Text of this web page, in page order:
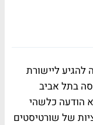
להגיע ליישורת
בתל אביב
מבלי להוציא הודעה כלשהי
של שורטיסטים